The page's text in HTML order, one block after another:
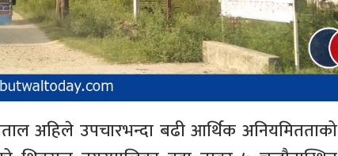
अहिले उपचारभन्दा बढी आर्थिक अनियमितताको